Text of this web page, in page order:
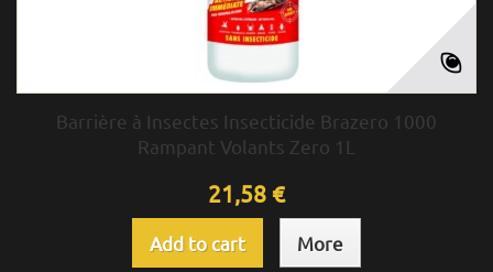
Barrière à Insectes Insecticide Brazero 1000
Rampant Volants Zero 1L
21,58 €
Add to cart More